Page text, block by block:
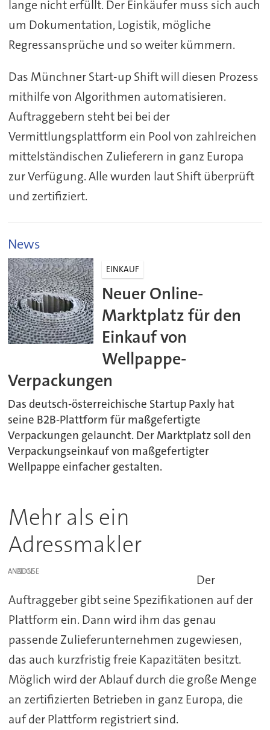
lange nicht erfüllt. Der Einkäufer muss sich auch
um Dokumentation, Logistik, mögliche
Regressansprüche und so weiter kümmern.
Das Münchner Start-up Shift will diesen Prozess
mithilfe von Algorithmen automatisieren.
Auftraggebern steht bei bei der
Vermittlungsplattform ein Pool von zahlreichen
mittelständischen Zulieferern in ganz Europa
zur Verfügung. Alle wurden laut Shift überprüft
und zertifiziert.
News
EINKAUF
Neuer Online-
Marktplatz für den
Einkauf von
Wellpappe-
Verpackungen
Das deutsch-österreichische Startup Paxly hat
seine B2B-Plattform für maßgefertigte
Verpackungen gelauncht. Der Marktplatz soll den
Verpackungseinkauf von maßgefertigter
Wellpappe einfacher gestalten.
Mehr als ein
Adressmakler
ANZEIGE
Der
Auftraggeber gibt seine Spezifikationen auf der
Plattform ein. Dann wird ihm das genau
passende Zulieferunternehmen zugewiesen,
das auch kurzfristig freie Kapazitäten besitzt.
Möglich wird der Ablauf durch die große Menge
an zertifizierten Betrieben in ganz Europa, die
auf der Plattform registriert sind.